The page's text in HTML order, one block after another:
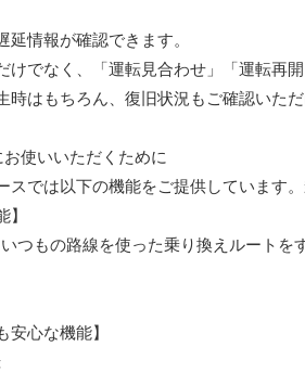
延情報が確認できます。
けでなく、「運転見合わせ」「運転再
時はもちろん、復旧状況もご確認いただ
使いいただくために
スでは以下の機能をご提供しています
】
つもの路線を使った乗り換えルートを
安心な機能】